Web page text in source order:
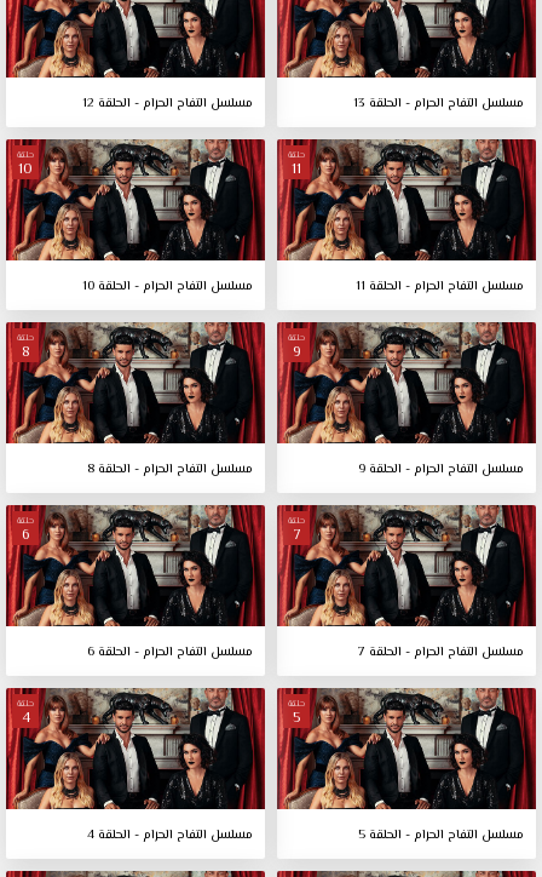
مسلسل التفاح الحرام - الحلقة 13 مسلسل التفاح الحرام - الحلقة 12
حلقة
11
مسلسل التفاح الحرام - الحلقة 11
حلقة
10
مسلسل التفاح الحرام - الحلقة 10
حلقة
9
مسلسل التفاح الحرام - الحلقة 9
حلقة
8
مسلسل التفاح الحرام - الحلقة 8
حلقة
7
مسلسل التفاح الحرام - الحلقة 7
حلقة
6
مسلسل التفاح الحرام - الحلقة 6
حلقة
5
مسلسل التفاح الحرام - الحلقة 5
حلقة
4
مسلسل التفاح الحرام - الحلقة 4